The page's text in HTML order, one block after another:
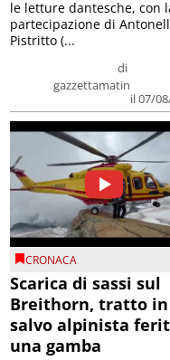
di
gazzettamatin
il 07/
le letture dantesche, con
partecipazione di
Pistritto (...
CRONACA
Scarica di sassi sul
Breithorn, tratto in
salvo alpinista
una gamba